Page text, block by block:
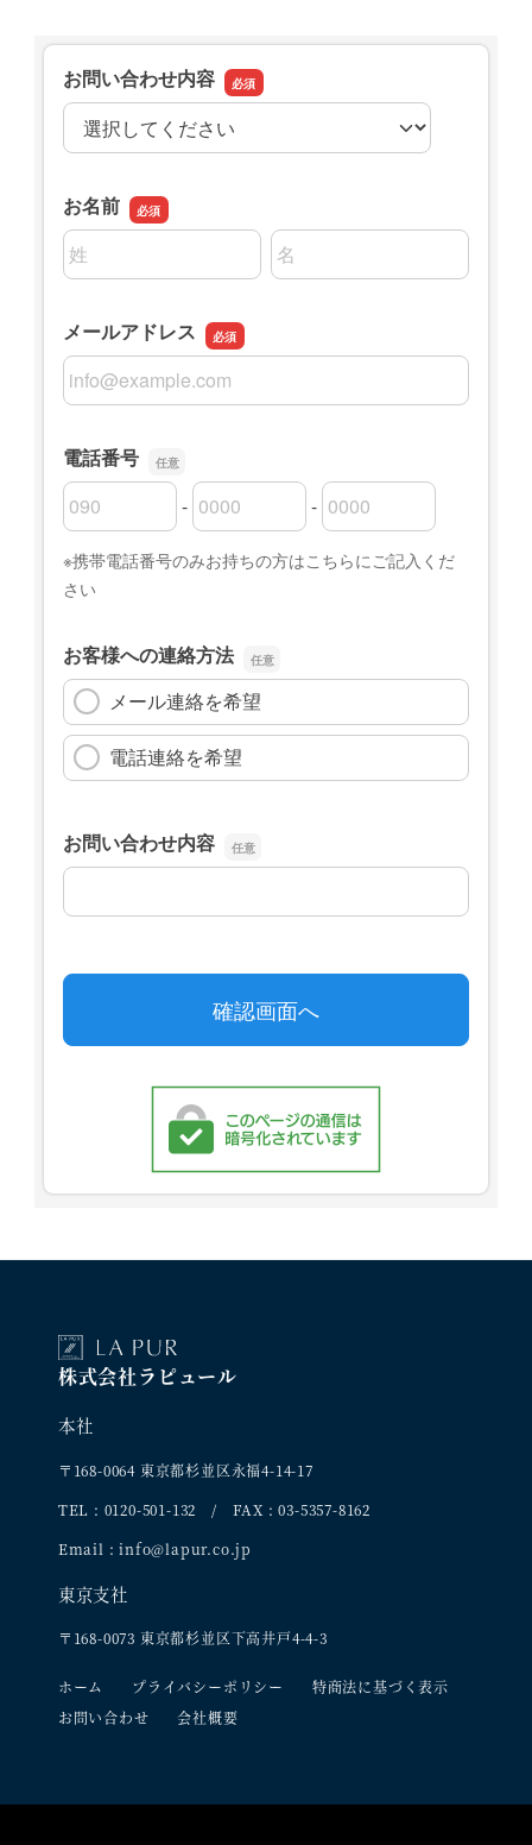
株式会社ラピュール
本社
〒168-0064 東京都杉並区永福4-14-17
TEL : 0120-501-132 / FAX : 03-5357-8162
Email : info@lapur.co.jp
東京支社
〒168-0073 東京都杉並区下高井戸4-4-3
ホーム プライバシーポリシー
特商法に基づく表示
お問い合わせ
会社概要